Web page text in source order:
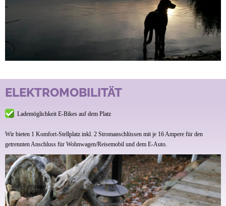
ELEKTROMOBILITÄT
Lademöglichkeit E-Bikes auf dem Platz
Wir bieten 1 Komfort-Stellplatz inkl. 2 Stromanschlüssen mit je 16 Ampere für den
getrennten Anschluss für Wohnwagen/Reisemobil und dem E-Auto.